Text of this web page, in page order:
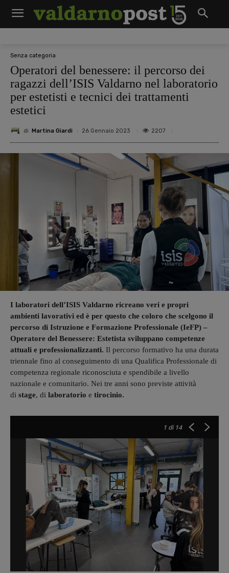
Senza categoria
Operatori del benessere: il percorso dei
ragazzi dell’ISIS Valdarno nel laboratorio
per estetisti e tecnici dei trattamenti
estetici
di Martina Giardi 26 Gennaio 2023 2207
I laboratori dell’ISIS Valdarno ricreano veri e propri
ambienti lavorativi ed è per questo che coloro che scelgono il
percorso di Istruzione e Formazione Professionale (IeFP) –
Operatore del Benessere: Estetista sviluppano competenze
attuali e professionalizzanti. Il percorso formativo ha una durata
triennale fino al conseguimento di una Qualifica Professionale di
competenza regionale riconosciuta e spendibile a livello
nazionale e comunitario. Nei tre anni sono previste attività
di stage, di laboratorio e tirocinio.
1 di 14